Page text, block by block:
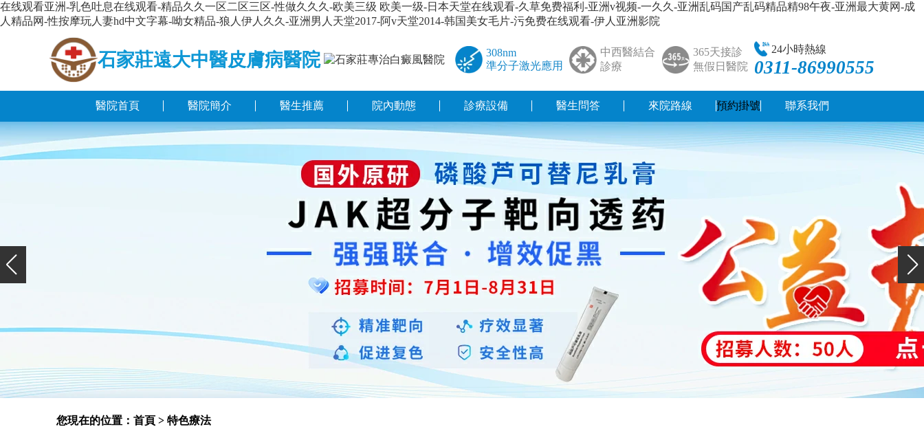
在线观看亚洲-乳色吐息在线观看-精品久久一区二区三区-性做久久久-欧美三级 欧美一级-日本天堂在线观看-久草免费福利-亚洲v视频-一久久-亚洲乱码国产乱码精品精98午夜-亚洲最大黄网-成
人精品网-性按摩玩人妻hd中文字幕-呦女精品-狼人伊人久久-亚洲男人天堂2017-阿v天堂2014-韩国美女毛片-污免费在线观看-伊人亚洲影院
石家莊遠大中醫皮膚病醫院
308nm
準分子激光應用
中西醫結合
診療
365天接診
無假日醫院
24小時熱線
0311-86990555
醫院首頁 醫院簡介 醫生推薦 院內動態 診療設備 醫生問答 來院路線 預約掛號 聯系我們
您現在的位置： 首頁 > 特色療法